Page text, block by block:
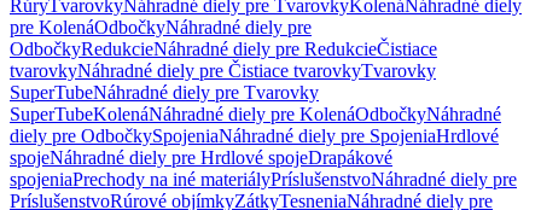
RúryTvarovkyNáhradné diely pre TvarovkyKolenáNáhradné diely
pre KolenáOdbočkyNáhradné diely pre
OdbočkyRedukcieNáhradné diely pre RedukcieČistiace
tvarovkyNáhradné diely pre Čistiace tvarovkyTvarovky
SuperTubeNáhradné diely pre Tvarovky
SuperTubeKolenáNáhradné diely pre KolenáOdbočkyNáhradné
diely pre OdbočkySpojeniaNáhradné diely pre SpojeniaHrdlové
spojeNáhradné diely pre Hrdlové spojeDrapákové
spojeniaPrechody na iné materiályPríslušenstvoNáhradné diely pre
PríslušenstvoRúrové objímkyZátkyTesneniaNáhradné diely pre